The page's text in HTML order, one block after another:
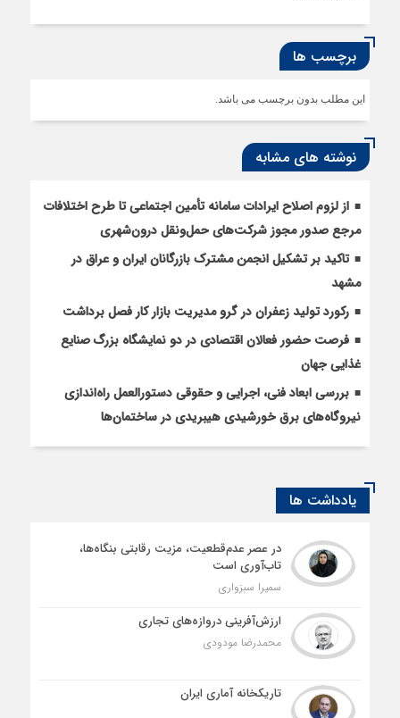
برچسب ها
این مطلب بدون برچسب می باشد.
نوشته های مشابه
از لزوم اصلاح ایرادات سامانه تأمین اجتماعی تا طرح اختلافات
مرجع صدور مجوز شرکت‌های حمل‌ونقل درون‌شهری
تاکید بر تشکیل انجمن مشترک بازرگانان ایران و عراق در
مشهد
رکورد تولید زعفران در گرو مدیریت بازار کار فصل برداشت
فرصت حضور فعالان اقتصادی در دو نمایشگاه بزرگ صنایع
غذایی جهان
بررسی ابعاد فنی، اجرایی و حقوقی دستورالعمل راه‌اندازی
نیروگاه‌های برق خورشیدی هیبریدی در ساختمان‌ها
یادداشت ها
در عصر عدم‌قطعیت، مزیت رقابتی بنگاه‌ها،
تاب‌آوری است
سمیرا سبزواری
ارزش‌آفرینی دروازه‌های تجاری
محمدرضا مودودی
تاریکخانه آماری ایران